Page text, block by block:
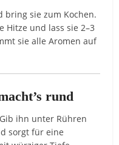
bring sie zum Kochen.
Hitze und lass sie 2–3
sie alle Aromen auf
rund
ihn unter Rühren
sorgt für eine